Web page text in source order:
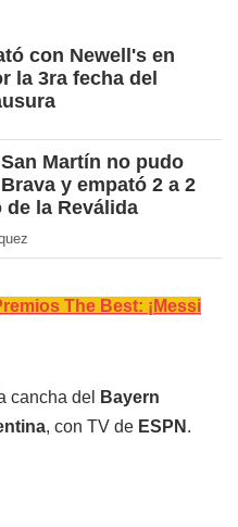
con Newell's en
la 3ra fecha del
Martín no pudo
y empató 2 a 2
la Reválida
The Best: ¡Messi
cancha del
Bayern
, con TV de ESPN .